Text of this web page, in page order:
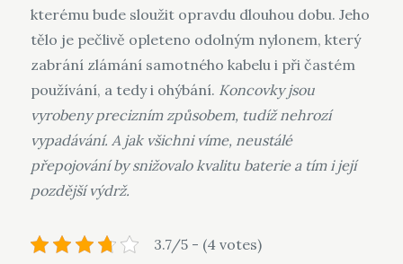
kterému bude sloužit opravdu dlouhou dobu. Jeho
tělo je pečlivě opleteno odolným nylonem, který
zabrání zlámání samotného kabelu i při častém
používání, a tedy i ohýbání. Koncovky jsou
vyrobeny precizním způsobem, tudíž nehrozí
vypadávání. A jak všichni víme, neustálé
přepojování by snižovalo kvalitu baterie a tím i její
pozdější výdrž.
3.7/5 - (4 votes)